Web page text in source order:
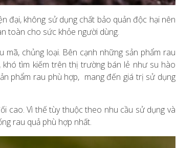
đại, không sử dụng chất bảo quản độc hại nên
toàn cho sức khỏe người dùng.
chủng loại. Bên cạnh những sản phẩm rau
tìm kiếm trên thị trường bán lẻ như su hào
phẩm rau phù hợp, mang đến giá trị sử dụng
cao. Vì thế tùy thuộc theo nhu cầu sử dụng và
rau quả phù hợp nhất.